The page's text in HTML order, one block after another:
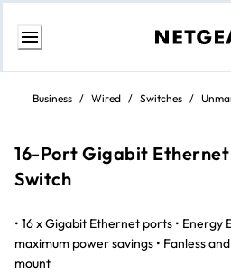
Przejdź
treściBusiness / Wired / Switches /
16-Port Gigabit
Switch
• 16 x Gigabit Ethernet ports •
maximum power savings • Fanless
mount